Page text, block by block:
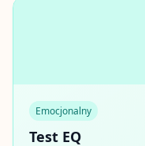
Emocjonalny
Test EQ